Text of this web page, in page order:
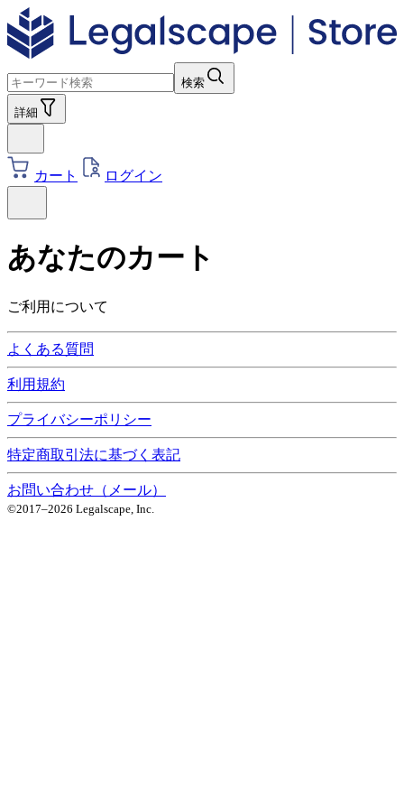
検索
詳細
カート ログイン
あなたのカート
ご利用について
よくある質問
利用規約
プライバシーポリシー
特定商取引法に基づく表記
お問い合わせ（メール）
©2017–2026 Legalscape, Inc.